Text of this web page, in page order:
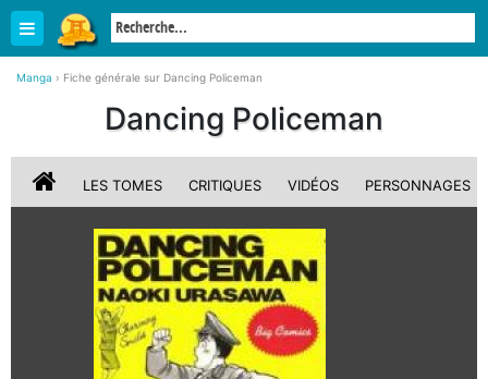
Manga › Fiche générale sur Dancing Policeman
Dancing Policeman
LES TOMES CRITIQUES VIDÉOS PERSONNAGES